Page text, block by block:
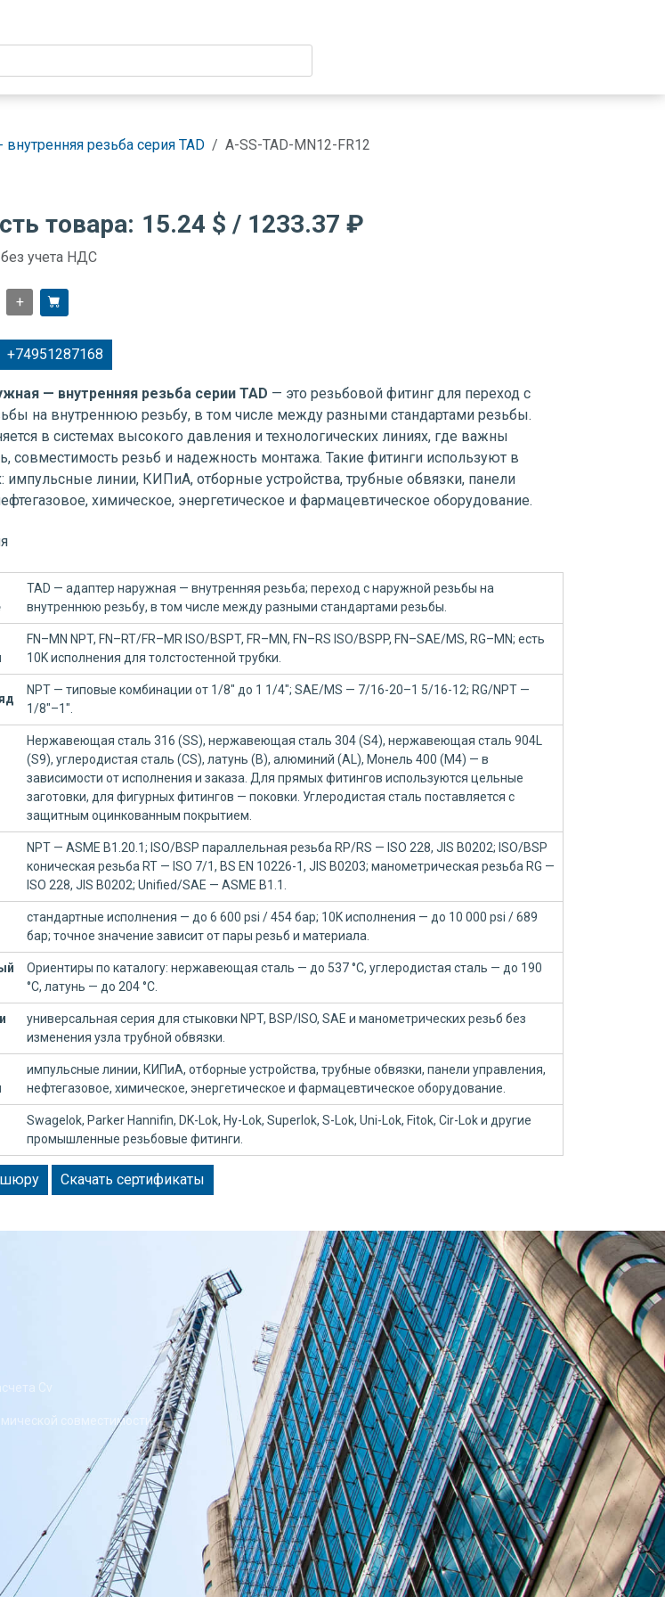
резьба серия TAD A-SS-TAD-MN12-FR12
товара: 15.24 $ / 1233.37 ₽
учета НДС
+
+74951287168
— внутренняя резьба серии TAD — это резьбовой фитинг для переход с
на внутреннюю резьбу, в том числе между разными стандартами резьбы.
в системах высокого давления и технологических линиях, где важны
совместимость резьб и надежность монтажа. Такие фитинги используют в
импульсные линии, КИПиА, отборные устройства, трубные обвязки, панели
химическое, энергетическое и фармацевтическое оборудование.
TAD — адаптер наружная — внутренняя резьба; переход с наружной резьбы на
внутреннюю резьбу, в том числе между разными стандартами резьбы.
FN–MN NPT, FN–RT/FR–MR ISO/BSPT, FR–MN, FN–RS ISO/BSPP, FN–SAE/MS, RG–MN; есть
10K исполнения для толстостенной трубки.
NPT — типовые комбинации от 1/8" до 1 1/4"; SAE/MS — 7/16-20–1 5/16-12; RG/NPT —
1/8"–1".
Нержавеющая сталь 316 (SS), нержавеющая сталь 304 (S4), нержавеющая сталь 904L
(S9), углеродистая сталь (CS), латунь (B), алюминий (AL), Монель 400 (M4) — в
зависимости от исполнения и заказа. Для прямых фитингов используются цельные
заготовки, для фигурных фитингов — поковки. Углеродистая сталь поставляется с
защитным оцинкованным покрытием.
NPT — ASME B1.20.1; ISO/BSP параллельная резьба RP/RS — ISO 228, JIS B0202; ISO/BSP
коническая резьба RT — ISO 7/1, BS EN 10226-1, JIS B0203; манометрическая резьба RG —
ISO 228, JIS B0202; Unified/SAE — ASME B1.1.
стандартные исполнения — до 6 600 psi / 454 бар; 10K исполнения — до 10 000 psi / 689
бар; точное значение зависит от пары резьб и материала.
Ориентиры по каталогу: нержавеющая сталь — до 537 °C, углеродистая сталь — до 190
°C, латунь — до 204 °C.
универсальная серия для стыковки NPT, BSP/ISO, SAE и манометрических резьб без
изменения узла трубной обвязки.
импульсные линии, КИПиА, отборные устройства, трубные обвязки, панели управления,
нефтегазовое, химическое, энергетическое и фармацевтическое оборудование.
Swagelok, Parker Hannifin, DK-Lok, Hy-Lok, Superlok, S-Lok, Uni-Lok, Fitok, Cir-Lok и другие
промышленные резьбовые фитинги.
Скачать сертификаты
Cv
совместимости